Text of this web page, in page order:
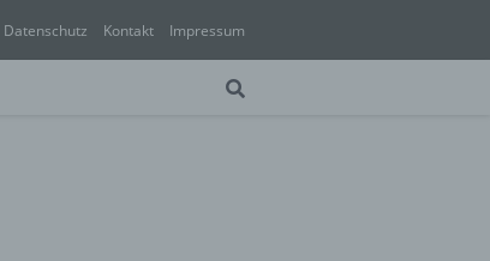
Datenschutz Kontakt Impressum